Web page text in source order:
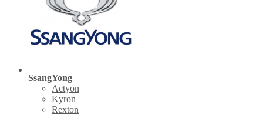
SsangYong
Actyon
Kyron
Rexton